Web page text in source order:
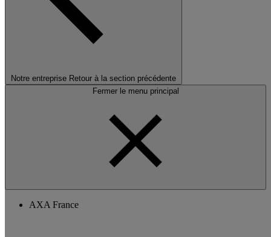
Notre entreprise Retour à la section précédente
Fermer le menu principal
AXA France